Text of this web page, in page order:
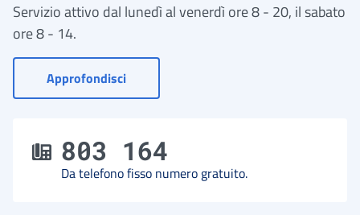
Servizio attivo dal lunedì al venerdì ore 8 - 20, il sabato
ore 8 - 14.
Approfondisci- Vai a Contact Center
803 164
Da telefono fisso numero gratuito.